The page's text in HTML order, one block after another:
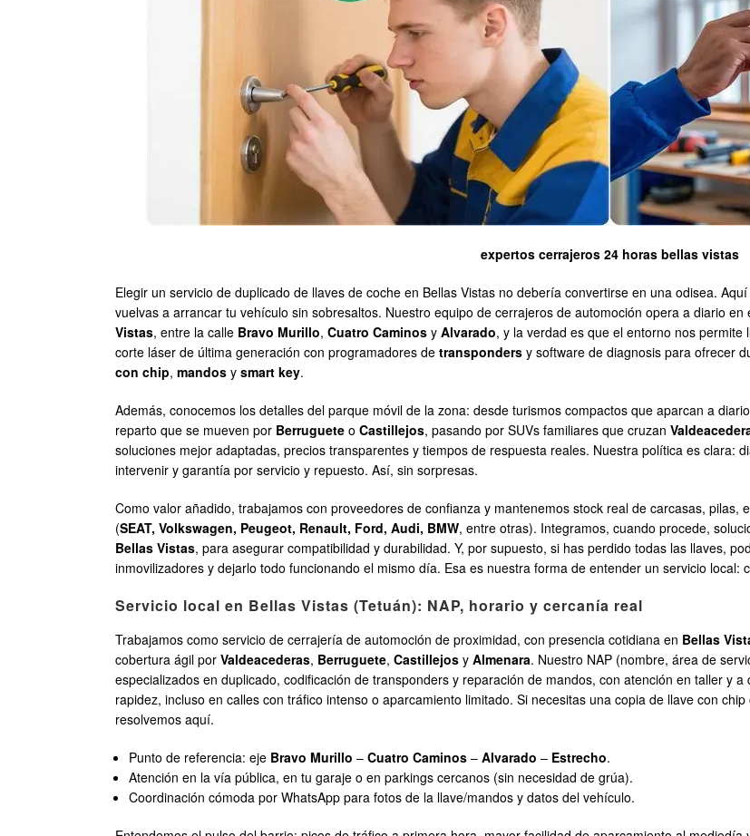
expertos cerrajeros 24 horas bellas vistas
Elegir un servicio de duplicado de llaves de coche en Bellas Vistas no debería convertirse en una odisea.
vuelvas a arrancar tu vehículo sin sobresaltos. Nuestro equipo de cerrajeros de automoción opera a diario en
Vistas, entre la calle Bravo Murillo, Cuatro Caminos y Alvarado, y la verdad es que el entorno nos
corte láser de última generación con programadores de transponders y software de diagnosis para ofrecer
con chip, mandos y smart key.
Además, conocemos los detalles del parque móvil de la zona: desde turismos compactos que aparcan a
reparto que se mueven por Berruguete o Castillejos, pasando por SUVs familiares que cruzan
soluciones mejor adaptadas, precios transparentes y tiempos de respuesta reales. Nuestra política es clara:
intervenir y garantía por servicio y repuesto. Así, sin sorpresas.
Como valor añadido, trabajamos con proveedores de confianza y mantenemos stock real de carcasas, pilas,
(SEAT, Volkswagen, Peugeot, Renault, Ford, Audi, BMW, entre otras). Integramos, cuando procede,
Bellas Vistas, para asegurar compatibilidad y durabilidad. Y, por supuesto, si has perdido todas las llaves,
inmovilizadores y dejarlo todo funcionando el mismo día. Esa es nuestra forma de entender un servicio local:
Servicio local en Bellas Vistas (Tetuán): NAP, horario y cercanía real
Trabajamos como servicio de cerrajería de automoción de proximidad, con presencia cotidiana en Bellas
cobertura ágil por Valdeacederas, Berruguete, Castillejos y Almenara. Nuestro NAP (nombre, área de
especializados en duplicado, codificación de transponders y reparación de mandos, con atención en taller y
rapidez, incluso en calles con tráfico intenso o aparcamiento limitado. Si necesitas una copia de llave con
resolvemos aquí.
Punto de referencia: eje Bravo Murillo –Cuatro Caminos –Alvarado – Estrecho.
Atención en la vía pública, en tu garaje o en parkings cercanos (sin necesidad de grúa).
Coordinación cómoda por WhatsApp para fotos de la llave/mandos y datos del vehículo.